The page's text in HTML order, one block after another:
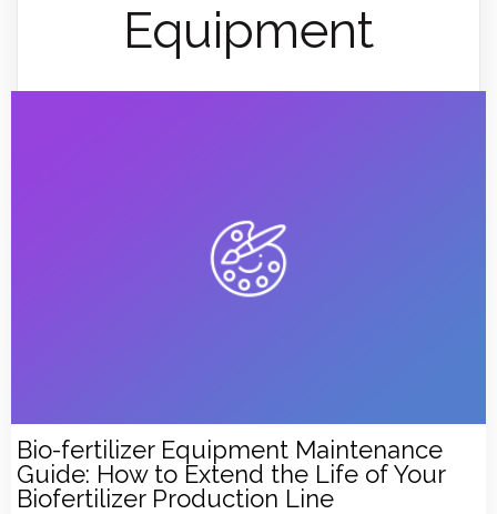
Equipment
Bio-fertilizer Equipment Maintenance
Guide: How to Extend the Life of Your
Biofertilizer Production Line